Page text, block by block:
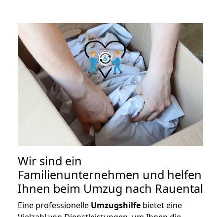
Wir sind ein
Familienunternehmen und helfen
Ihnen beim Umzug nach Rauental
Eine professionelle Umzugshilfe bietet eine